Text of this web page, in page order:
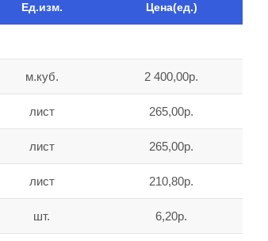
Ед.изм. Цена(ед.)
м.куб. 2 400,00р.
лист 265,00р.
лист 265,00р.
лист 210,80р.
шт. 6,20р.